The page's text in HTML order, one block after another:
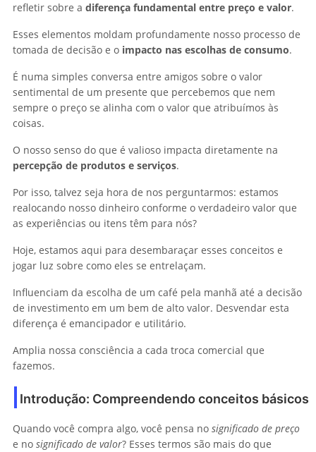
refletir sobre a diferença fundamental entre preço e valor.
Esses elementos moldam profundamente nosso processo de
tomada de decisão e o impacto nas escolhas de consumo.
É numa simples conversa entre amigos sobre o valor
sentimental de um presente que percebemos que nem
sempre o preço se alinha com o valor que atribuímos às
coisas.
O nosso senso do que é valioso impacta diretamente na
percepção de produtos e serviços.
Por isso, talvez seja hora de nos perguntarmos: estamos
realocando nosso dinheiro conforme o verdadeiro valor que
as experiências ou itens têm para nós?
Hoje, estamos aqui para desembaraçar esses conceitos e
jogar luz sobre como eles se entrelaçam.
Influenciam da escolha de um café pela manhã até a decisão
de investimento em um bem de alto valor. Desvendar esta
diferença é emancipador e utilitário.
Amplia nossa consciência a cada troca comercial que
fazemos.
Introdução: Compreendendo conceitos básicos
Quando você compra algo, você pensa no significado de preço
e no significado de valor? Esses termos são mais do que